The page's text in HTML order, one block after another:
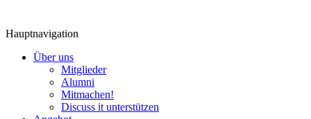
Hauptnavigation
Über uns
Mitglieder
Alumni
Mitmachen!
Discuss it unterstützen